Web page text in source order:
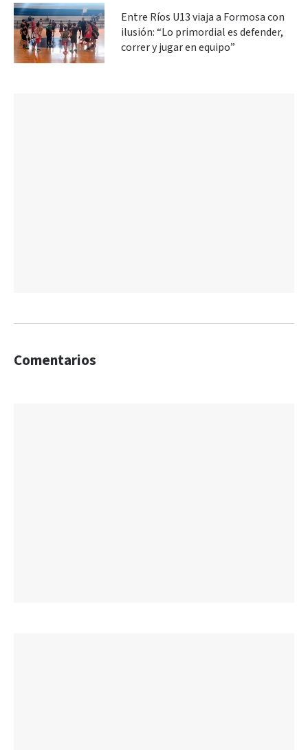
Entre Ríos U13 viaja a Formosa con
ilusión: “Lo primordial es defender,
correr y jugar en equipo”
Comentarios